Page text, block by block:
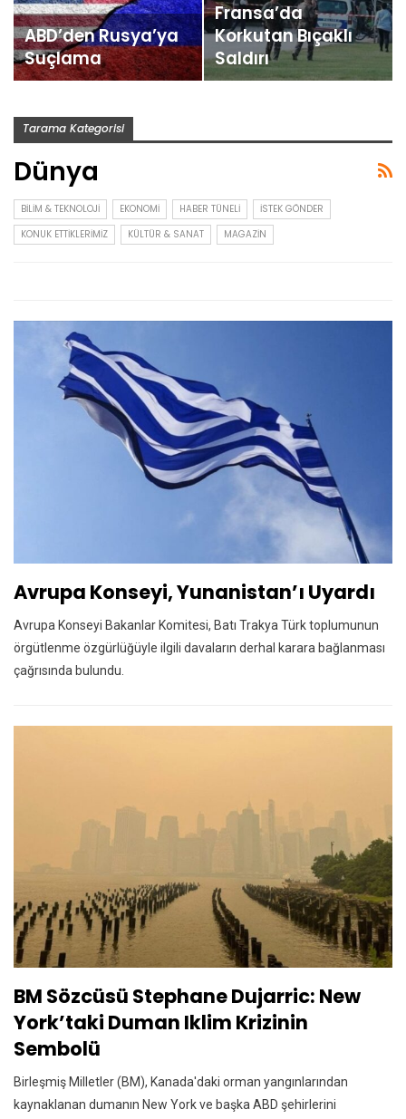
ABD’den Rusya’ya
Suçlama
Fransa’da
Korkutan Bıçaklı
Saldırı
Tarama Kategorisi
Dünya
BILIM & TEKNOLOJI EKONOMI HABER TÜNELI
İSTEK GÖNDER
KONUK ETTIKLERIMIZ
KÜLTÜR & SANAT MAGAZIN
Avrupa Konseyi, Yunanistan’ı Uyardı
Avrupa Konseyi Bakanlar Komitesi, Batı Trakya Türk toplumunun
örgütlenme özgürlüğüyle ilgili davaların derhal karara bağlanması
çağrısında bulundu.
BM Sözcüsü Stephane Dujarric: New
York’taki Duman Iklim Krizinin
Sembolü
Birleşmiş Milletler (BM), Kanada'daki orman yangınlarından
kaynaklanan dumanın New York ve başka ABD şehirlerini